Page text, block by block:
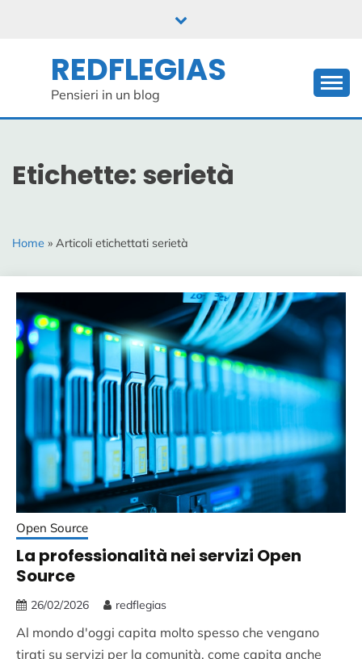
REDFLEGIAS
Pensieri in un blog
Etichette: serietà
Home » Articoli etichettati serietà
Open Source
La professionalità nei servizi Open
Source
26/02/2026 redflegias
Al mondo d'oggi capita molto spesso che vengano
tirati su servizi per la comunità, come capita anche